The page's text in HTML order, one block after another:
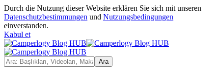
Durch die Nutzung dieser Website erklären Sie sich mit unseren
Datenschutzbestimmungen und Nutzungsbedingungen
einverstanden.
Kabul et